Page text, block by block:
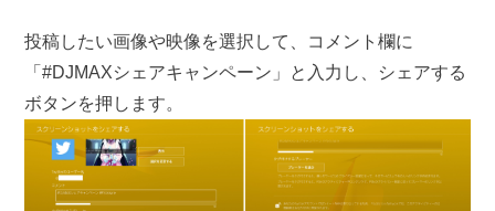
投稿したい画像や映像を選択して、コメント欄に
「#DJMAXシェアキャンペーン」と入力し、シェアする
ボタンを押します。